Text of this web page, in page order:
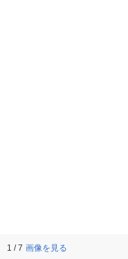
1 / 7 画像を見る